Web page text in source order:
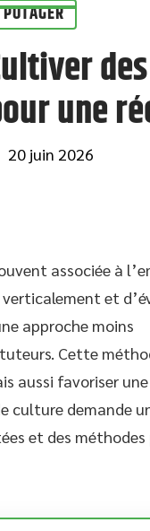
POTAGER
une
20 juin 2026
associée à
et
approche moins
Cette
aussi favoriser
culture demande
et des méthodes